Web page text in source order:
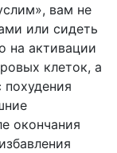
вам не
или сидеть
на активации
клеток, а
окончания